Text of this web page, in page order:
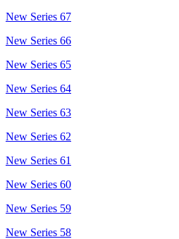
New Series 67
New Series 66
New Series 65
New Series 64
New Series 63
New Series 62
New Series 61
New Series 60
New Series 59
New Series 58